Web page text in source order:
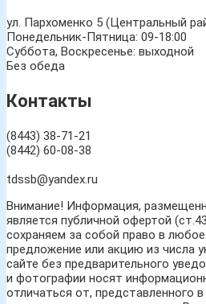
ул. Пархоменко 5 (Центральный
Понедельник-Пятница: 09-18:00
Суббота, Воскресенье: выходной
Без обеда
Контакты
(8443) 38-71-21
(8442) 60-08-38
tdssb@yandex.ru
Внимание! Информация,
является публичной офертой
сохраняем за собой право в
предложение или акцию из числа
сайте без предварительного
и фотографии носят
отличаться от, представленного в